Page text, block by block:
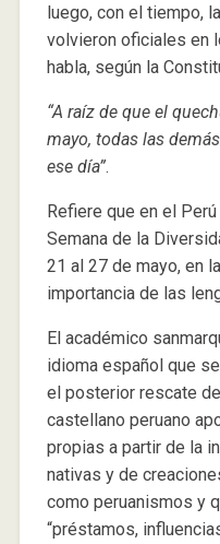
luego, con el tiempo,
volvieron oficiales en
habla, según la
“A raíz de que el
mayo, todas las
ese día”.
Refiere que en el
Semana de la
21 al 27 de mayo, en
importancia de las
El académico
idioma español que
el posterior rescate
castellano peruano
propias a partir de la
nativas y de
como peruanismos y
“préstamos,